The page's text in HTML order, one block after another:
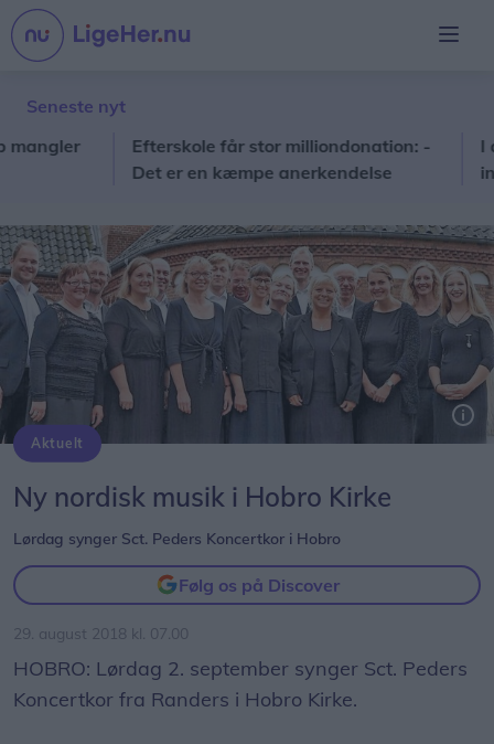
Seneste nyt
Efterskole får stor milliondonation: -
Det er en kæmpe anerkendelse
I al
ind i
Aktuelt
Ny nordisk musik i Hobro Kirke
Lørdag synger Sct. Peders Koncertkor i Hobro
Følg os på Discover
29. august 2018 kl. 07.00
HOBRO: Lørdag 2. september synger Sct. Peders
Koncertkor fra Randers i Hobro Kirke.